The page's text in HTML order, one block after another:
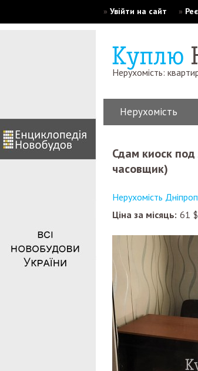
» Увійти на сайт »
Нерухомість:
Нерухомість
сдам киоск под любой вид деятельности(прием заказов, гравер,
часовщик)
Нерухомість
Ціна за місяць: 61 $